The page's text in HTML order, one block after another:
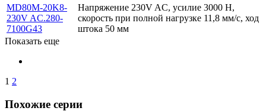
MD80M-20K8-
230V AC.280-
7100G43
Напряжение 230V AC, усилие 3000 Н,
скорость при полной нагрузке 11,8 мм/с, ход
штока 50 мм
Показать еще
1 2
Похожие серии